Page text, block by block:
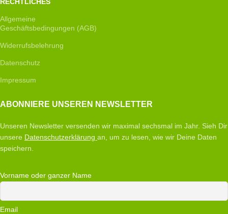
Allgemeine
Geschäftsbedingungen (AGB)
Widerrufsbelehrung
Datenschutz
Impressum
ABONNIERE UNSEREN NEWSLETTER
Unseren Newsletter versenden wir maximal sechsmal im Jahr. Sieh Dir
unsere Datenschutzerklärung an, um zu lesen, wie wir Deine Daten
speichern.
Vorname oder ganzer Name
Email